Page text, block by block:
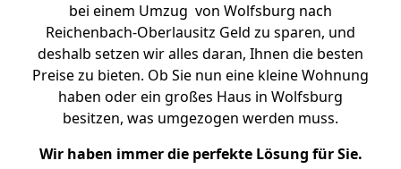
bei einem Umzug von Wolfsburg nach
Reichenbach-Oberlausitz Geld zu sparen, und
deshalb setzen wir alles daran, Ihnen die besten
Preise zu bieten. Ob Sie nun eine kleine Wohnung
haben oder ein großes Haus in Wolfsburg
besitzen, was umgezogen werden muss.
Wir haben immer die perfekte Lösung für Sie.